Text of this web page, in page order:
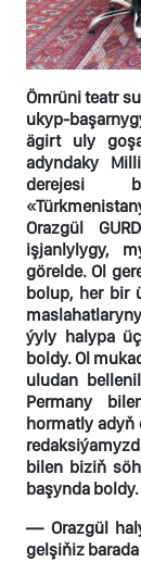
Ömrüni teatr
ukyp-
ägirt uly
adyndaky
derejesi
Orazgül
işjanlylygy,
görelde. Ol
bolup, her bir
ýyly halypa
boldy. Ol
uludan
Permany
hormatly adyň
bilen biziň
başynda boldy.
— Orazgül
gelşiňiz